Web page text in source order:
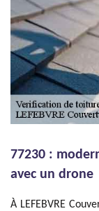
77230 :
avec un drone
À LEFEBVRE